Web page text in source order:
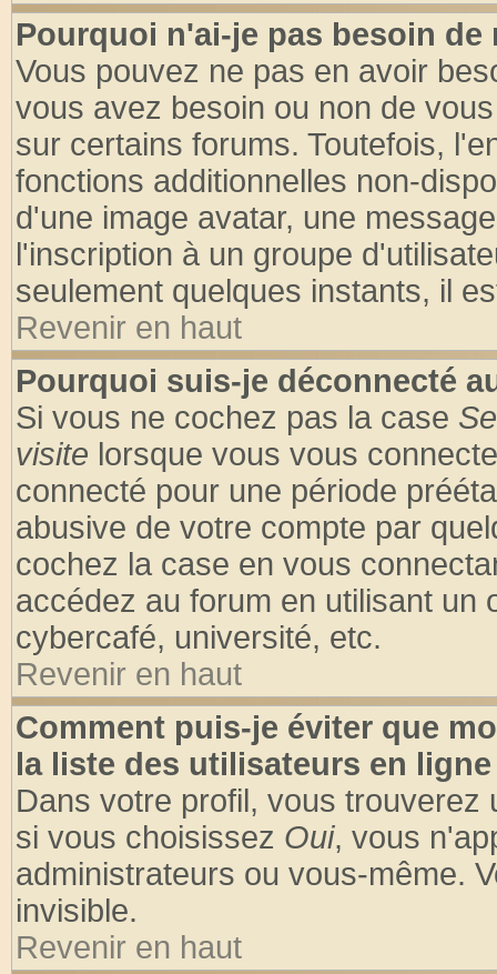
Pourquoi n'ai-je pas besoin de
Vous pouvez ne pas en avoir
vous avez besoin ou non de
sur certains forums. Toutefois,
fonctions additionnelles non-
d'une image avatar, une
l'inscription à un groupe
seulement quelques instants, il
Revenir en haut
Pourquoi suis-je déconnecté
Si vous ne cochez pas la case
visite lorsque vous vous
connecté pour une période
abusive de votre compte par
cochez la case en vous
accédez au forum en utilisant un
cybercafé, université, etc.
Revenir en haut
Comment puis-je éviter que
la liste des utilisateurs en
Dans votre profil, vous trouverez
si vous choisissez Oui, vous
administrateurs ou vous-même.
invisible.
Revenir en haut